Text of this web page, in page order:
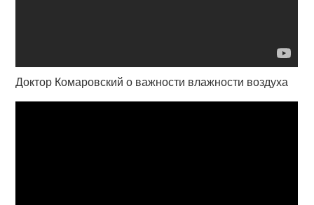
Доктор Комаровский о важности влажности воздуха